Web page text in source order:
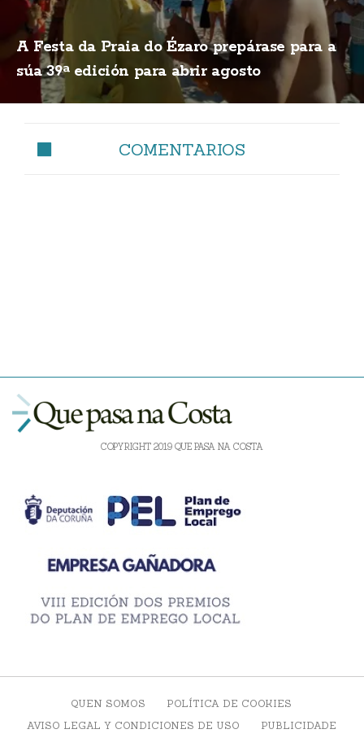
A Festa da Praia do Ézaro prepárase para a
súa 39ª edición para abrir agosto
COMENTARIOS
COPYRIGHT 2019 QUE PASA NA COSTA
QUEN SOMOS
POLÍTICA DE COOKIES
AVISO LEGAL Y CONDICIONES DE USO
PUBLICIDADE